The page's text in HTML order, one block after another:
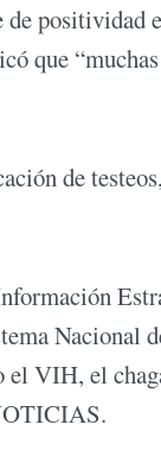
positividad
que
de
Nacional
VIH, el